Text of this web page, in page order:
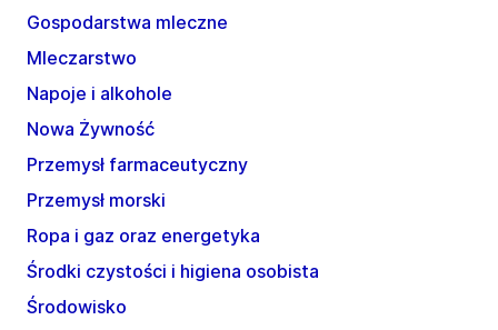
Gospodarstwa mleczne
Mleczarstwo
Napoje i alkohole
Nowa Żywność
Przemysł farmaceutyczny
Przemysł morski
Ropa i gaz oraz energetyka
Środki czystości i higiena osobista
Środowisko